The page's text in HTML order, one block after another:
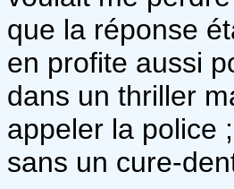
que la réponse
en profite aussi
dans un thriller
appeler la police
sans un cure-